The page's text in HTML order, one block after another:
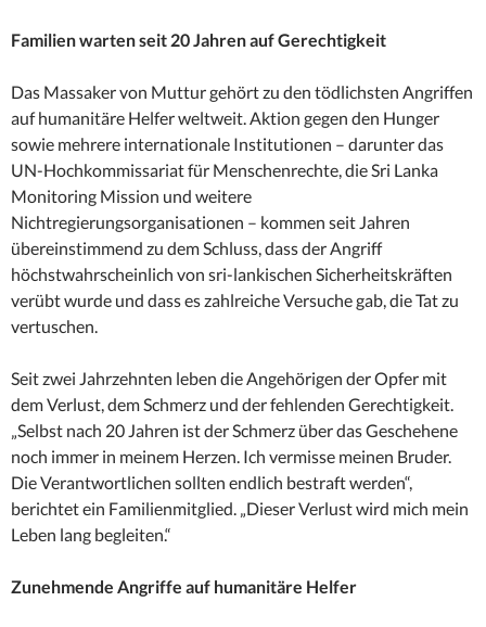
Familien warten seit 20 Jahren auf Gerechtigkeit
Das Massaker von Muttur gehört zu den tödlichsten Angriffen
auf humanitäre Helfer weltweit. Aktion gegen den Hunger
sowie mehrere internationale Institutionen – darunter das
UN-Hochkommissariat für Menschenrechte, die Sri Lanka
Monitoring Mission und weitere
Nichtregierungsorganisationen – kommen seit Jahren
übereinstimmend zu dem Schluss, dass der Angriff
höchstwahrscheinlich von sri-lankischen Sicherheitskräften
verübt wurde und dass es zahlreiche Versuche gab, die Tat zu
vertuschen.
Seit zwei Jahrzehnten leben die Angehörigen der Opfer mit
dem Verlust, dem Schmerz und der fehlenden Gerechtigkeit.
„Selbst nach 20 Jahren ist der Schmerz über das Geschehene
noch immer in meinem Herzen. Ich vermisse meinen Bruder.
Die Verantwortlichen sollten endlich bestraft werden“,
berichtet ein Familienmitglied. „Dieser Verlust wird mich mein
Leben lang begleiten.“
Zunehmende Angriffe auf humanitäre Helfer